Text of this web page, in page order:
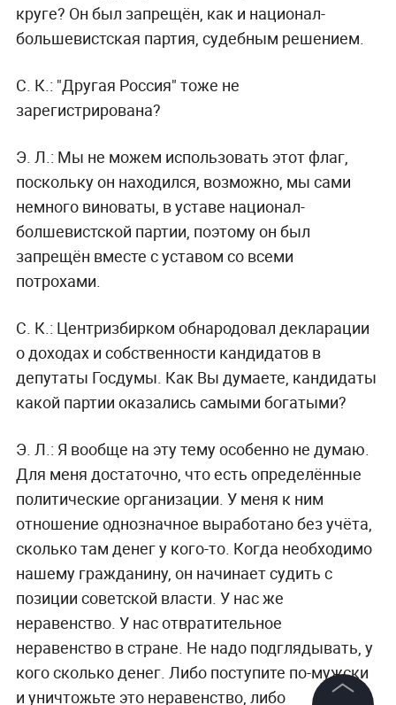
круге? Он был запрещён, как и национал-
большевистская партия, судебным решением.
С. К.: "Другая Россия" тоже не
зарегистрирована?
Э. Л.: Мы не можем использовать этот флаг,
поскольку он находился, возможно, мы сами
немного виноваты, в уставе национал-
болшевистской партии, поэтому он был
запрещён вместе с уставом со всеми
потрохами.
С. К.: Центризбирком обнародовал декларации
о доходах и собственности кандидатов в
депутаты Госдумы. Как Вы думаете, кандидаты
какой партии оказались самыми богатыми?
Э. Л.: Я вообще на эту тему особенно не думаю.
Для меня достаточно, что есть определённые
политические организации. У меня к ним
отношение однозначное выработано без учёта,
сколько там денег у кого-то. Когда необходимо
нашему гражданину, он начинает судить с
позиции советской власти. У нас же
неравенство. У нас отвратительное
неравенство в стране. Не надо подглядывать, у
кого сколько денег. Либо поступите по-мужски
и уничтожьте это неравенство, либо